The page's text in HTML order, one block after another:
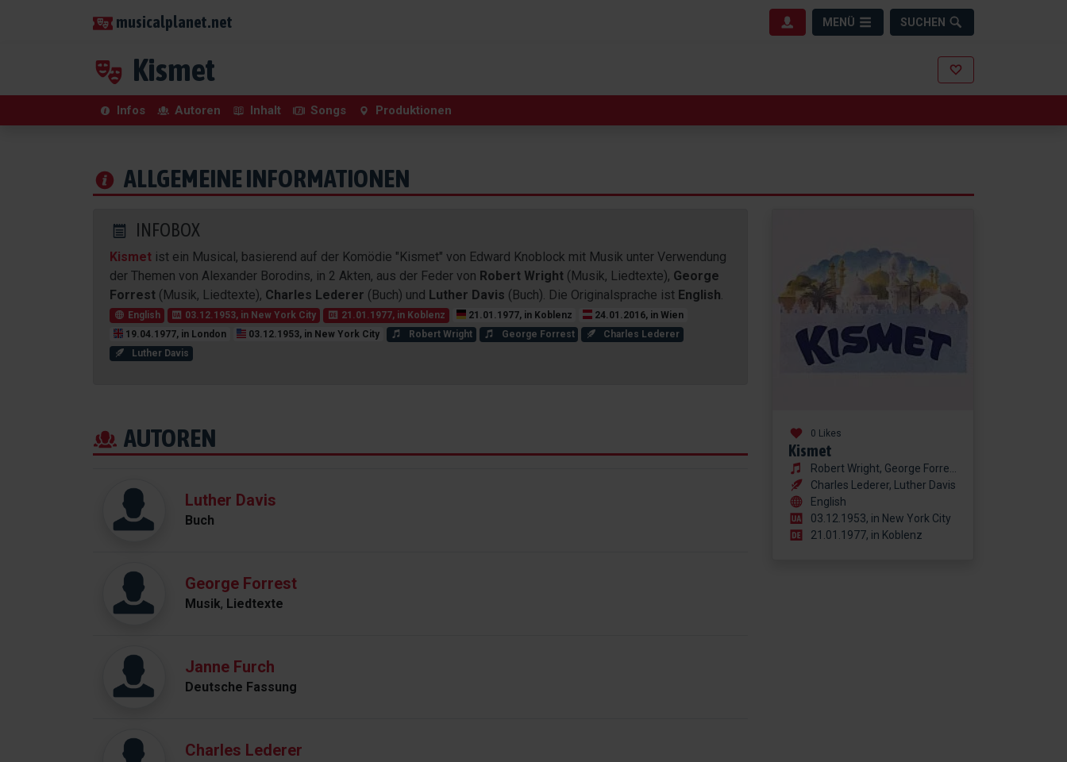
musicalplanet.net MENÜ SUCHEN
Kismet
Infos Autoren Inhalt Songs Produktionen
ALLGEMEINE INFORMATIONEN
INFOBOX
Kismet ist ein Musical, basierend auf der Komödie "Kismet" von Edward Knoblock mit Musik unter Verwendung
der Themen von Alexander Borodins, in 2 Akten, aus der Feder von Robert Wright (Musik, Liedtexte), George
Forrest (Musik, Liedtexte), Charles Lederer (Buch) und Luther Davis (Buch). Die Originalsprache ist English.
English 03.12.1953, in New York City 21.01.1977, in Koblenz 21.01.1977, in Koblenz
24.01.2016, in Wien
19.04.1977, in London
03.12.1953, in New York City Robert Wright George Forrest
Charles Lederer
Luther Davis
AUTOREN
Luther Davis
Buch
George Forrest
Musik, Liedtexte
Janne Furch
Deutsche Fassung
Charles Lederer
0 Likes
Kismet
Robert Wright, George Forrest
Charles Lederer, Luther Davis
English
03.12.1953, in New York City
21.01.1977, in Koblenz